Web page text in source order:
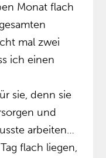
Monat flach
mal zwei
ich einen
sie, denn sie
und
arbeiten…
flach liegen,